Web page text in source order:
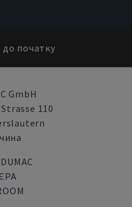
початку
GmbH
110